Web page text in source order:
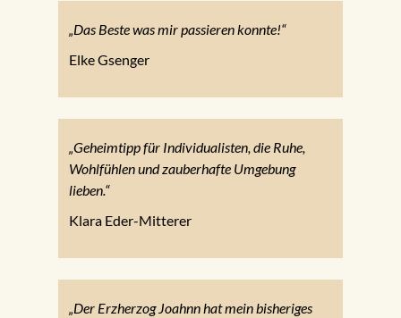
„Das Beste was mir passieren konnte!“
Elke Gsenger
„Geheimtipp für Individualisten, die Ruhe,
Wohlfühlen und zauberhafte Umgebung
lieben.“
Klara Eder-Mitterer
„Der Erzherzog Joahnn hat mein bisheriges